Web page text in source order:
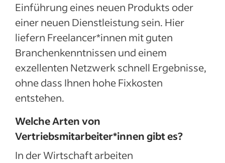
Einführung eines neuen Produkts oder
einer neuen Dienstleistung sein. Hier
liefern Freelancer*innen mit guten
Branchenkenntnissen und einem
exzellenten Netzwerk schnell Ergebnisse,
ohne dass Ihnen hohe Fixkosten
entstehen.
Welche Arten von
Vertriebsmitarbeiter*innen gibt es?
In der Wirtschaft arbeiten